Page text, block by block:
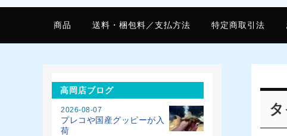
商品 送料・梱包料／支払方法 特定商取引法
高岡店ブログ
2026-08-07
プレコや国産グッピーが入
荷